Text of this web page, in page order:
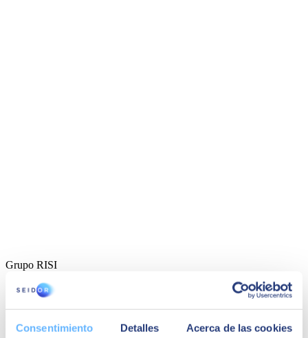
Consentimiento Detalles Acerca de las cookies
Grupo RISI